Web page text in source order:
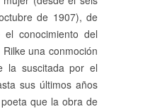
de 1907), de
conocimiento del
una conmoción
la suscitada por el
sus últimos años
que la obra de